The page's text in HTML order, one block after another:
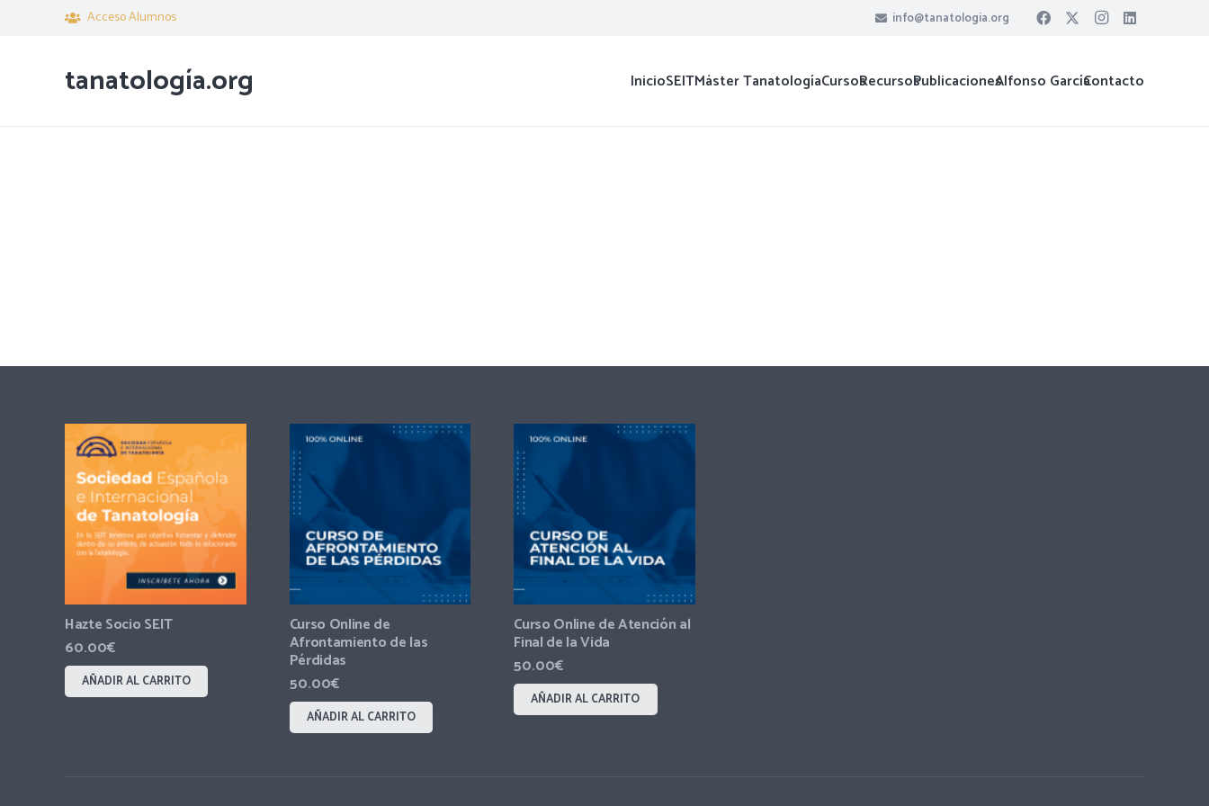
Acceso Alumnos info@tanatologia.org
tanatología.org InicioSEITMáster TanatologíaCursosRecursosPublicacionesAlfonso GarcíaContacto
Hazte Socio SEIT
60.00€
AÑADIR AL CARRITO
Curso Online de
Afrontamiento de las
Pérdidas
50.00€
AÑADIR AL CARRITO
Curso Online de Atención al
Final de la Vida
50.00€
AÑADIR AL CARRITO